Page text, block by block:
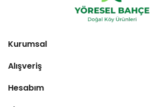
Kurumsal
Alışveriş
Hesabım